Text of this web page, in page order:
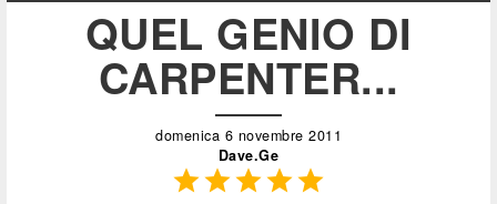
QUEL GENIO DI
CARPENTER...
domenica 6 novembre 2011
Dave.Ge
